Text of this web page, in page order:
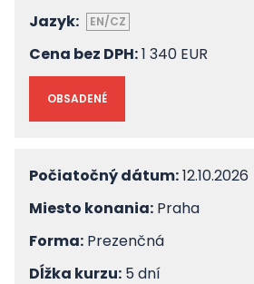
Jazyk:
EN/CZ
Cena bez DPH:1 340 EUR
OBSADENÉ
Počiatočný dátum:12.10.2026
Miesto konania: Praha
Forma: Prezenčná
Dĺžka kurzu: 5 dní